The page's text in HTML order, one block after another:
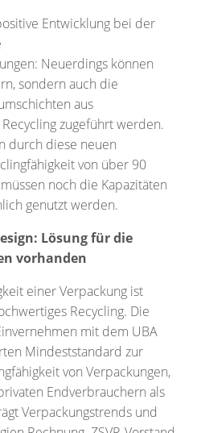
Entwicklung bei der
Neuerdings können
sondern auch die
aus
zugeführt werden.
durch diese neuen
von über 90
noch die Kapazitäten
genutzt werden.
Lösung für die
vorhanden
einer Verpackung ist
Recycling. Die
mit dem UBA
Mindeststandard zur
von Verpackungen,
Endverbrauchern als
Verpackungstrends und